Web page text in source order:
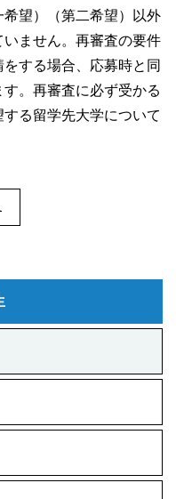
望）（第二希望）以外
ません。再審査の要件
する場合、応募時と同
。再審査に必ず受かる
る留学先大学について